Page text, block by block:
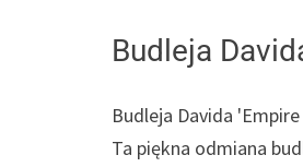
Budleja
Budleja Davida
Ta piękna odmiana